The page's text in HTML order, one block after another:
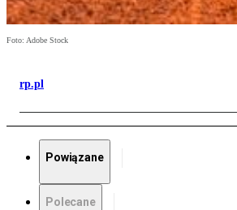
Foto: Adobe Stock
rp.pl
Powiązane
Polecane